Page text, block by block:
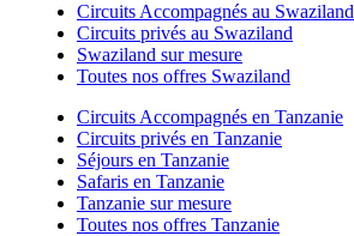
Circuits Accompagnés au Swaziland
Circuits privés au Swaziland
Swaziland sur mesure
Toutes nos offres Swaziland
Circuits Accompagnés en Tanzanie
Circuits privés en Tanzanie
Séjours en Tanzanie
Safaris en Tanzanie
Tanzanie sur mesure
Toutes nos offres Tanzanie